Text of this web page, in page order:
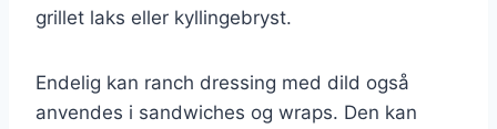
grillet laks eller kyllingebryst.
Endelig kan ranch dressing med dild også
anvendes i sandwiches og wraps. Den kan